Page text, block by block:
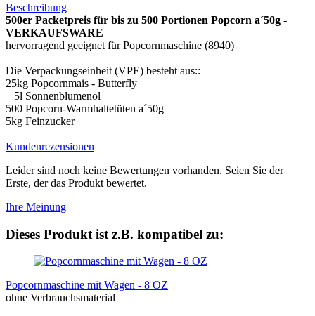
Beschreibung
500er Packetpreis für bis zu 500 Portionen Popcorn a´50g -
VERKAUFSWARE
hervorragend geeignet für Popcornmaschine (8940)
Die Verpackungseinheit (VPE) besteht aus::
25kg Popcornmais - Butterfly
5l Sonnenblumenöl
500 Popcorn-Warmhaltetüten a´50g
5kg Feinzucker
Kundenrezensionen
Leider sind noch keine Bewertungen vorhanden. Seien Sie der
Erste, der das Produkt bewertet.
Ihre Meinung
Dieses Produkt ist z.B. kompatibel zu:
Popcornmaschine mit Wagen - 8 OZ
ohne Verbrauchsmaterial